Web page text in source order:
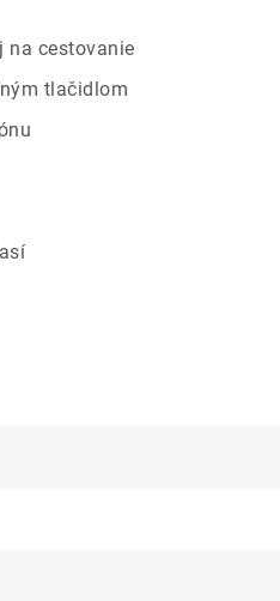
na cestovanie
tlačidlom